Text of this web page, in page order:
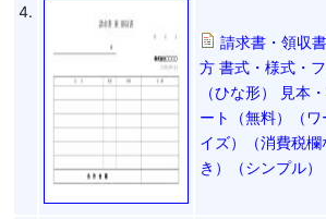
4.
請求書・領収
方 書式・様式・
（ひな形） 見本
ート（無料）（
イズ）（消費税
き）（シンプル）